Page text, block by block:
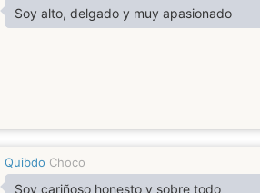
Soy alto, delgado y muy apasionado
Quibdo Choco
Soy cariñoso honesto y sobre todo